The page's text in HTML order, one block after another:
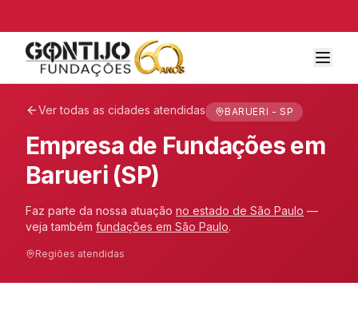
Ver todas as cidades atendidas BARUERI - SP
Empresa de Fundações em
Barueri (SP)
Faz parte da nossa atuação no estado de São Paulo —
veja também fundações em São Paulo.
Regiões atendidas